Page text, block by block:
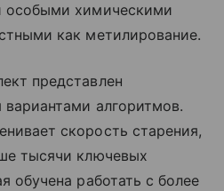
особыми химическими
как метилирование.
представлен
алгоритмов.
скорость старения,
тысячи ключевых
обучена работать с более